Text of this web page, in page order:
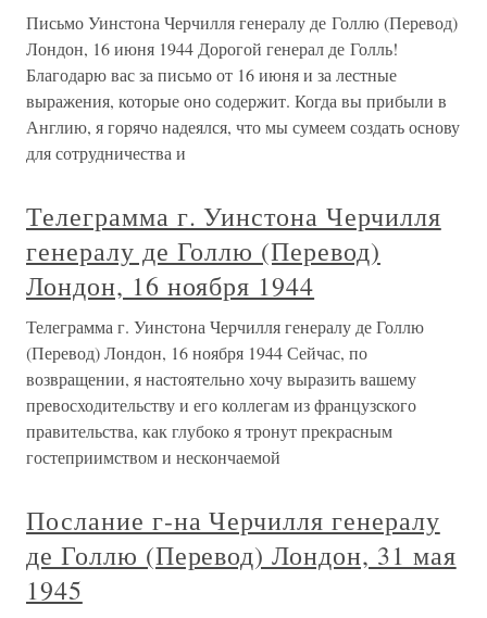
Письмо Уинстона Черчилля генералу де Голлю (Перевод)
Лондон, 16 июня 1944 Дорогой генерал де Голль!
Благодарю вас за письмо от 16 июня и за лестные
выражения, которые оно содержит. Когда вы прибыли в
Англию, я горячо надеялся, что мы сумеем создать основу
для сотрудничества и
Телеграмма г. Уинстона Черчилля
генералу де Голлю (Перевод)
Лондон, 16 ноября 1944
Телеграмма г. Уинстона Черчилля генералу де Голлю
(Перевод) Лондон, 16 ноября 1944 Сейчас, по
возвращении, я настоятельно хочу выразить вашему
превосходительству и его коллегам из французского
правительства, как глубоко я тронут прекрасным
гостеприимством и нескончаемой
Послание г-на Черчилля генералу
де Голлю (Перевод) Лондон, 31 мая
1945